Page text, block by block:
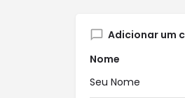
Adicionar um
Nome